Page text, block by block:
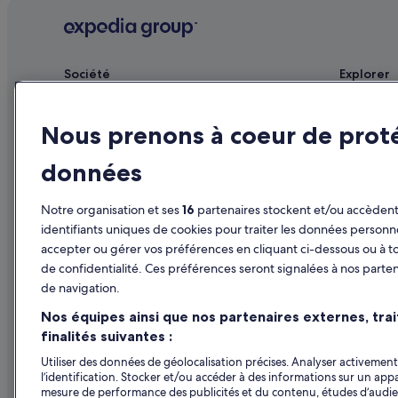
15e arrondissement : hôtels Séjours réservés aux adultes
15e arrondissement : hôtels 2 étoiles
Champ-De-Mars : hôtels à proximité
Falguière : hôtels
Grand Palais Éphémère : hôtels à proximité
Issy-Les-Moulineaux : Auberges
Issy-Les-Moulineaux : hôtels
Necker : hôtels Hôtels de luxe
Parc Georges-Brassens : hôtels à proximité
Paris : hôtels
Société
Affiliate Marketing
Explorer
Hôtels en
Vols en
Locations
Tous types
Nous prenons à coeur de
données
Notre organisation et ses16 partenaires stockent et/ou
identifiants uniques de cookies pour traiter les données
accepter ou gérer vos préférences en cliquant ci-dessous ou à
de confidentialité. Ces préférences seront signalées à nos
de navigation.
Nos équipes ainsi que nos partenaires externes,
finalités suivantes :
Utiliser des données de géolocalisation précises. Analyser
l’identification. Stocker et/ou accéder à des informations sur un
mesure de performance des publicités et du contenu, études